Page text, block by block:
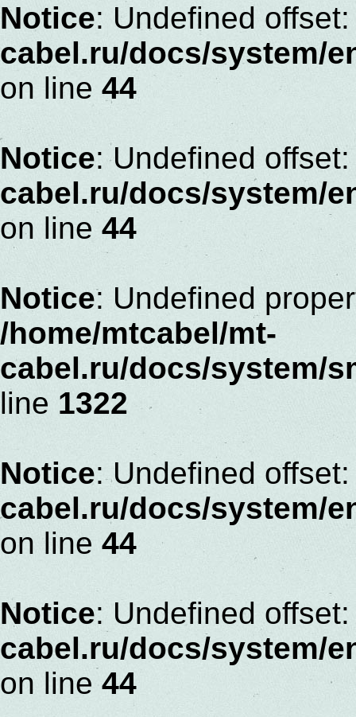
Notice: Undefined
cabel.ru/docs/system/
on line 44
Notice: Undefined
cabel.ru/docs/system/
on line 44
Notice: Undefined
/home/mtcabel/mt-
cabel.ru/docs/system/
line 1322
Notice: Undefined
cabel.ru/docs/system/
on line 44
Notice: Undefined
cabel.ru/docs/system/
on line 44